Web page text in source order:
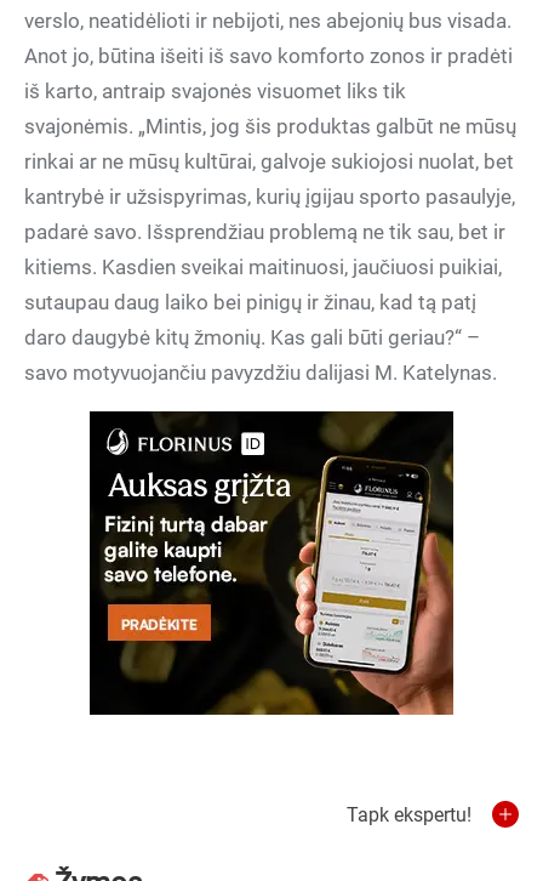
verslo, neatidėlioti ir nebijoti, nes abejonių bus visada.
Anot jo, būtina išeiti iš savo komforto zonos ir pradėti
iš karto, antraip svajonės visuomet liks tik
svajonėmis. „Mintis, jog šis produktas galbūt ne mūsų
rinkai ar ne mūsų kultūrai, galvoje sukiojosi nuolat, bet
kantrybė ir užsispyrimas, kurių įgijau sporto pasaulyje,
padarė savo. Išsprendžiau problemą ne tik sau, bet ir
kitiems. Kasdien sveikai maitinuosi, jaučiuosi puikiai,
sutaupau daug laiko bei pinigų ir žinau, kad tą patį
daro daugybė kitų žmonių. Kas gali būti geriau?“ –
savo motyvuojančiu pavyzdžiu dalijasi M. Katelynas.
Tapk ekspertu!